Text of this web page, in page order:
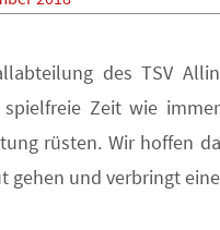
des TSV
Zeit wie
rüsten. Wir hoffen
gehen und verbringt